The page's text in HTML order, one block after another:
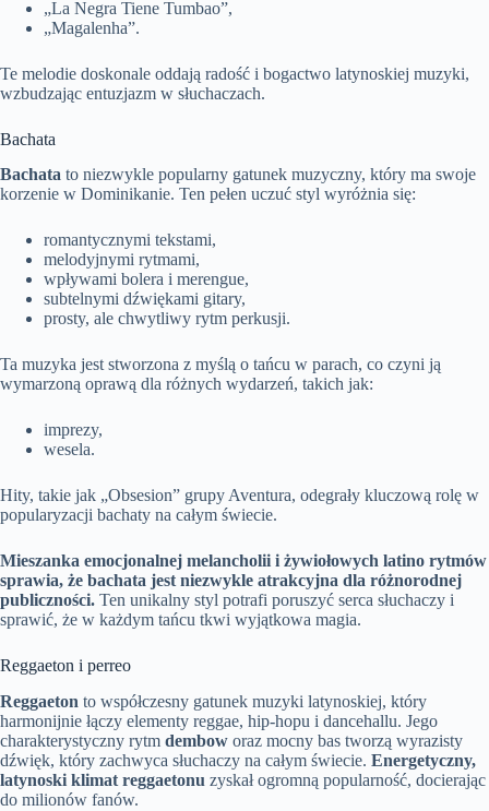
„La Negra Tiene Tumbao”,
„Magalenha”.
Te melodie doskonale oddają radość i bogactwo latynoskiej muzyki,
wzbudzając entuzjazm w słuchaczach.
Bachata
Bachata to niezwykle popularny gatunek muzyczny, który ma swoje
korzenie w Dominikanie. Ten pełen uczuć styl wyróżnia się:
romantycznymi tekstami,
melodyjnymi rytmami,
wpływami bolera i merengue,
subtelnymi dźwiękami gitary,
prosty, ale chwytliwy rytm perkusji.
Ta muzyka jest stworzona z myślą o tańcu w parach, co czyni ją
wymarzoną oprawą dla różnych wydarzeń, takich jak:
imprezy,
wesela.
Hity, takie jak „Obsesion” grupy Aventura, odegrały kluczową rolę w
popularyzacji bachaty na całym świecie.
Mieszanka emocjonalnej melancholii i żywiołowych latino rytmów
sprawia, że bachata jest niezwykle atrakcyjna dla różnorodnej
publiczności. Ten unikalny styl potrafi poruszyć serca słuchaczy i
sprawić, że w każdym tańcu tkwi wyjątkowa magia.
Reggaeton i perreo
Reggaeton to współczesny gatunek muzyki latynoskiej, który
harmonijnie łączy elementy reggae, hip-hopu i dancehallu. Jego
charakterystyczny rytm dembow oraz mocny bas tworzą wyrazisty
dźwięk, który zachwyca słuchaczy na całym świecie. Energetyczny,
latynoski klimat reggaetonu zyskał ogromną popularność, docierając
do milionów fanów.